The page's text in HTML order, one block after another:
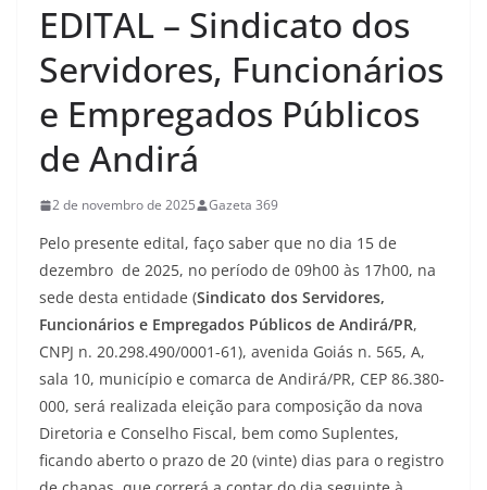
EDITAL – Sindicato dos
Servidores, Funcionários
e Empregados Públicos
de Andirá
2 de novembro de 2025 Gazeta 369
Pelo presente edital, faço saber que no dia 15 de
dezembro de 2025, no período de 09h00 às 17h00, na
sede desta entidade (Sindicato dos Servidores,
Funcionários e Empregados Públicos de Andirá/PR,
CNPJ n. 20.298.490/0001-61), avenida Goiás n. 565, A,
sala 10, município e comarca de Andirá/PR, CEP 86.380-
000, será realizada eleição para composição da nova
Diretoria e Conselho Fiscal, bem como Suplentes,
ficando aberto o prazo de 20 (vinte) dias para o registro